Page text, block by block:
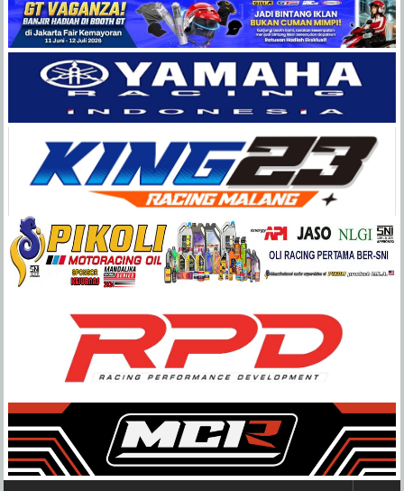
Balap
Paling
Lengkap